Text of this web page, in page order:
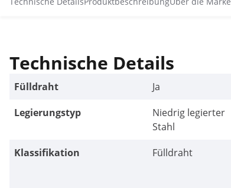
Technische Details
Fülldraht Ja
Legierungstyp
Niedrig legierter
Stahl
Klassifikation Fülldraht